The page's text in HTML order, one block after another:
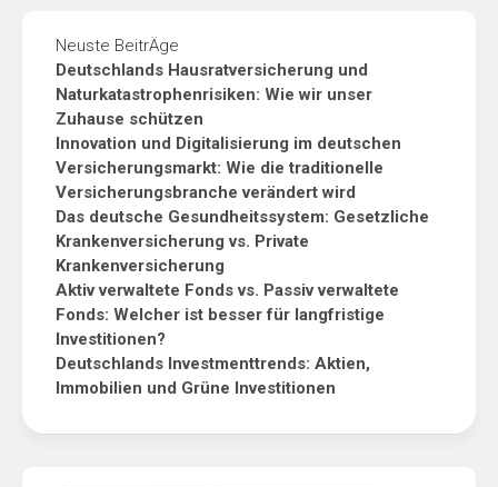
Neuste BeitrÄge
Deutschlands Hausratversicherung und
Naturkatastrophenrisiken: Wie wir unser
Zuhause schützen
Innovation und Digitalisierung im deutschen
Versicherungsmarkt: Wie die traditionelle
Versicherungsbranche verändert wird
Das deutsche Gesundheitssystem: Gesetzliche
Krankenversicherung vs. Private
Krankenversicherung
Aktiv verwaltete Fonds vs. Passiv verwaltete
Fonds: Welcher ist besser für langfristige
Investitionen?
Deutschlands Investmenttrends: Aktien,
Immobilien und Grüne Investitionen